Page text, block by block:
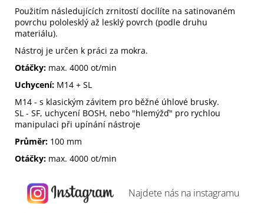
Použitím následujících zrnitostí docílíte na satinovaném
povrchu pololesklý až lesklý povrch (podle druhu
materiálu).
Nástroj je určen k práci za mokra.
Otáčky: max. 4000 ot/min
Uchycení: M14 + SL
M14 - s klasickým závitem pro běžné úhlové brusky.
SL - SF, uchycení BOSH, nebo "hlemýžď" pro rychlou
manipulaci při upínání nástroje
Průměr: 100 mm
Otáčky: max. 4000 ot/min
Najdete nás na instagramu